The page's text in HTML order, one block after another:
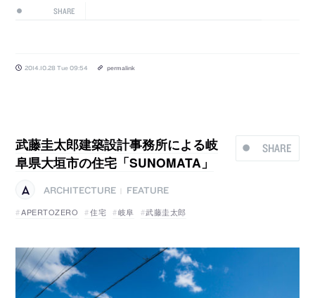
SHARE
2014.10.28 Tue 09:54 permalink
SHARE
武藤圭太郎建築設計事務所による岐
阜県大垣市の住宅「SUNOMATA」
ARCHITECTURE
FEATURE
APERTOZERO
住宅 岐阜 武藤圭太郎